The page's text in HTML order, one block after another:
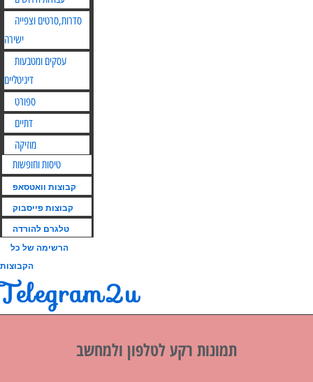
סדרות,סרטים וצפייה
ישירה
עסקים ומטבעות
דיגיטליים
ספורט
דתיים
מוזיקה
טיסות וחופשות
קבוצות וואטסאפ
קבוצות פייסבוק
טלגרם להורדה
הרשימה של כל
הקבוצות
Telegram2u
תמונות רקע לטלפון ולמחשב